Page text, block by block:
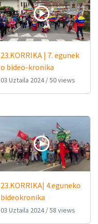
23.KORRIKA | 7. egunek
o bideo-kronika
03 Uztaila 2024/50 views
23.KORRIKA| 4.eguneko
bideokronika
03 Uztaila 2024/58 views